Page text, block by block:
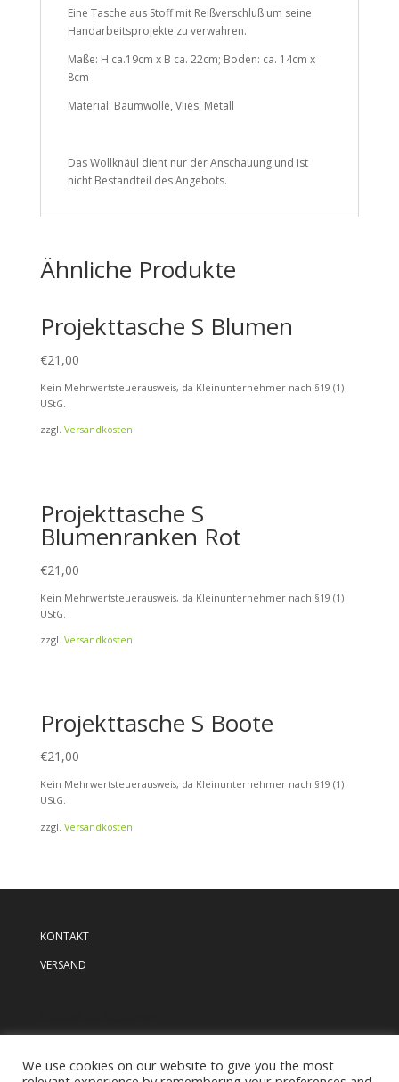
Eine Tasche aus Stoff mit Reißverschluß um seine
Handarbeitsprojekte zu verwahren.
Maße: H ca.19cm x B ca. 22cm; Boden: ca. 14cm x
8cm
Material: Baumwolle, Vlies, Metall
Das Wollknäul dient nur der Anschauung und ist
nicht Bestandteil des Angebots.
Ähnliche Produkte
Projekttasche S Blumen
€21,00
Kein Mehrwertsteuerausweis, da Kleinunternehmer nach §19 (1)
UStG.
zzgl. Versandkosten
Projekttasche S
Blumenranken Rot
€21,00
Kein Mehrwertsteuerausweis, da Kleinunternehmer nach §19 (1)
UStG.
zzgl. Versandkosten
Projekttasche S Boote
€21,00
Kein Mehrwertsteuerausweis, da Kleinunternehmer nach §19 (1)
UStG.
zzgl. Versandkosten
KONTAKT
VERSAND
We use cookies on our website to give you the most